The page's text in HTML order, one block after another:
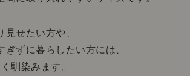
見せたい方や、
ぎずに暮らしたい方には、
馴染みます。